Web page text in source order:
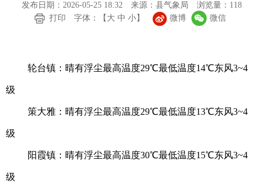
发布日期：2026-05-25 18:32 来源：县气象局 浏览量： 118
打印
字体：【 大 中 小】 微博 微信
轮台镇：晴有浮尘最高温度29℃最低温度14℃东风3~4
级
策大雅：晴有浮尘最高温度29℃最低温度13℃东风3~4
级
阳霞镇：晴有浮尘最高温度30℃最低温度15℃东风3~4
级